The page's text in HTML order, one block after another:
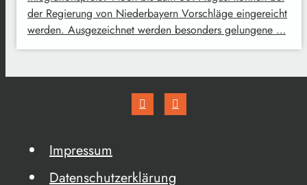
der Regierung von Niederbayern Vorschläge eingereicht
werden. Ausgezeichnet werden besonders gelungene …
Impressum
Datenschutzerklärung